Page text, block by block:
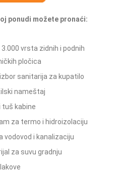
ponudi možete pronaći:
3.000 vrsta zidnih i podnih
pločica
sanitarija za kupatilo
nameštaj
tuš kabine
za termo i hidroizolaciju
vodovod i kanalizaciju
za suvu gradnju